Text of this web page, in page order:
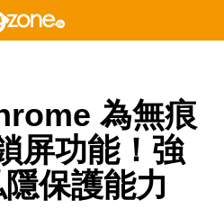
為無痕
屏功能！強
保護能力